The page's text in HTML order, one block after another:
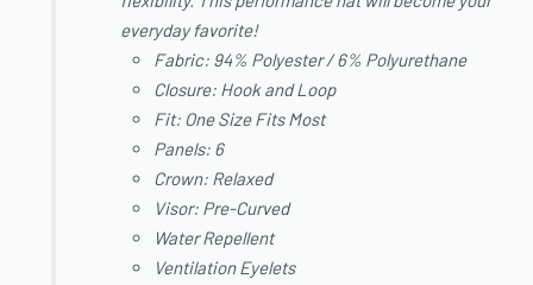
everyday favorite!
Fabric: 94% Polyester / 6% Polyurethane
Closure: Hook and Loop
Fit: One Size Fits Most
Panels: 6
Crown: Relaxed
Visor: Pre-Curved
Water Repellent
Ventilation Eyelets